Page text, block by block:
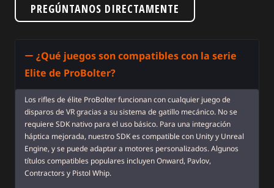
PREGÚNTANOS DIRECTAMENTE
¿Qué juegos son compatibles con la serie
Elite de ProBolter?
Los rifles de élite ProBolter funcionan con cualquier juego de
disparos de VR gracias a su sistema de gatillo mecánico. No se
requiere SDK nativo para el uso básico. Para una integración
háptica mejorada, nuestro SDK es compatible con Unity y Unreal
Engine, y se puede adaptar a motores personalizados. Algunos
títulos compatibles populares incluyen Onward, Pavlov,
Contractors y Pistol Whip.